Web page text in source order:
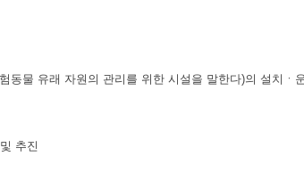
동물 유래 자원의 관리를 위한 시설을 말한다)의 설치ㆍ
추진